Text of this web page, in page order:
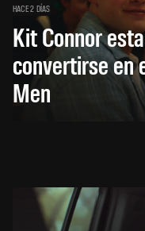
HACE 2 DÍAS
Kit Connor
convertirse en
Men